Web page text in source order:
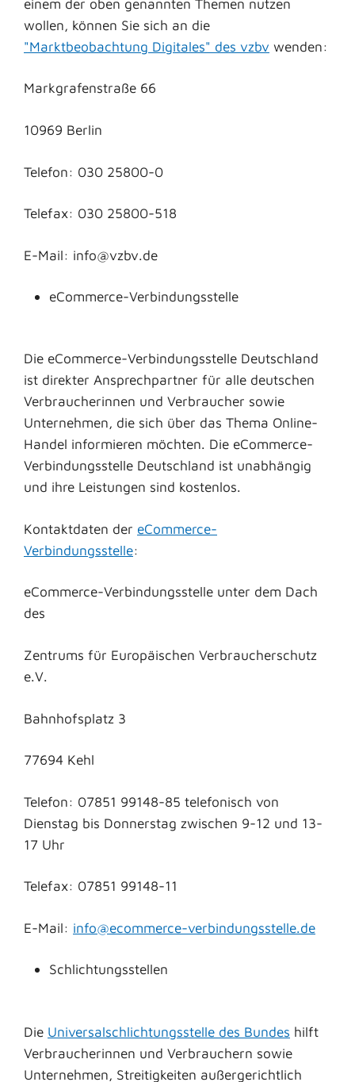
einem der oben genannten Themen nutzen
wollen, können Sie sich an die
"Marktbeobachtung Digitales" des vzbv wenden:
Markgrafenstraße 66
10969 Berlin
Telefon: 030 25800-0
Telefax: 030 25800-518
E-Mail: info@vzbv.de
eCommerce-Verbindungsstelle
Die eCommerce-Verbindungsstelle Deutschland
ist direkter Ansprechpartner für alle deutschen
Verbraucherinnen und Verbraucher sowie
Unternehmen, die sich über das Thema Online-
Handel informieren möchten. Die eCommerce-
Verbindungsstelle Deutschland ist unabhängig
und ihre Leistungen sind kostenlos.
Kontaktdaten der eCommerce-
Verbindungsstelle:
eCommerce-Verbindungsstelle unter dem Dach
des
Zentrums für Europäischen Verbraucherschutz
e.V.
Bahnhofsplatz 3
77694 Kehl
Telefon: 07851 99148-85 telefonisch von
Dienstag bis Donnerstag zwischen 9-12 und 13-
17 Uhr
Telefax: 07851 99148-11
E-Mail: info@ecommerce-verbindungsstelle.de
Schlichtungsstellen
Die Universalschlichtungsstelle des Bundes hilft
Verbraucherinnen und Verbrauchern sowie
Unternehmen, Streitigkeiten außergerichtlich